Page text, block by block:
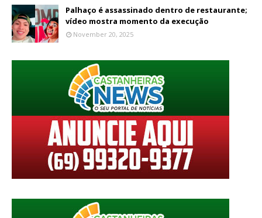
Palhaço é assassinado dentro de restaurante;
vídeo mostra momento da execução
November 20, 2025